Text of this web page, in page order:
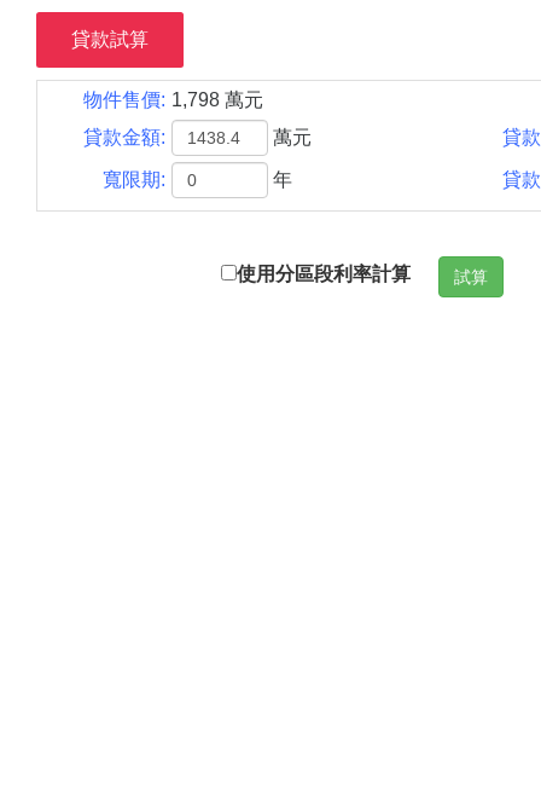
貸款試算
物件售價: 1,798 萬元
貸款金額:
萬元 貸
寬限期: 年 貸
使用分區段利率計算 試算